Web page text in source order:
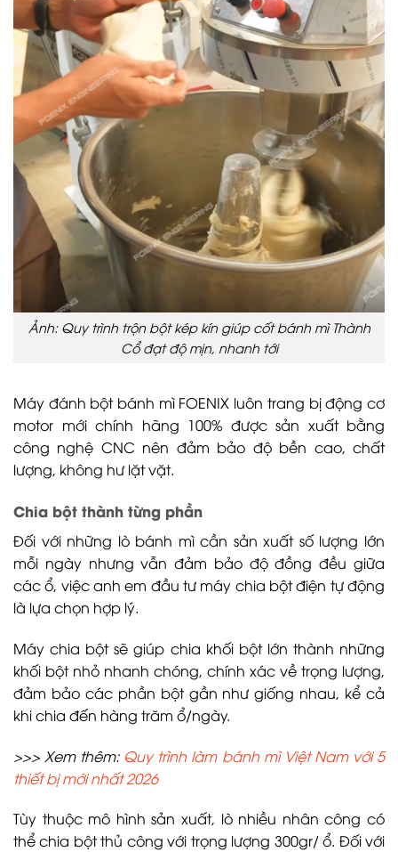
Ảnh: Quy trình trộn bột kép kín giúp cốt bánh mì Thành
Cổ đạt độ mịn, nhanh tới
Máy đánh bột bánh mì FOENIX luôn trang bị động cơ
motor mới chính hãng 100% được sản xuất bằng
công nghệ CNC nên đảm bảo độ bền cao, chất
lượng, không hư lặt vặt.
Chia bột thành từng phần
Đối với những lò bánh mì cần sản xuất số lượng lớn
mỗi ngày nhưng vẫn đảm bảo độ đồng đều giữa
các ổ, việc anh em đầu tư máy chia bột điện tự động
là lựa chọn hợp lý.
Máy chia bột sẽ giúp chia khối bột lớn thành những
khối bột nhỏ nhanh chóng, chính xác về trọng lượng,
đảm bảo các phần bột gần như giống nhau, kể cả
khi chia đến hàng trăm ổ/ngày.
>>> Xem thêm: Quy trình làm bánh mì Việt Nam với 5
thiết bị mới nhất 2026
Tùy thuộc mô hình sản xuất, lò nhiều nhân công có
thể chia bột thủ công với trọng lượng 300gr/ ổ. Đối với